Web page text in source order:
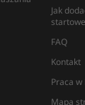
Jak
FAQ
Kontakt
Praca w
Mapa